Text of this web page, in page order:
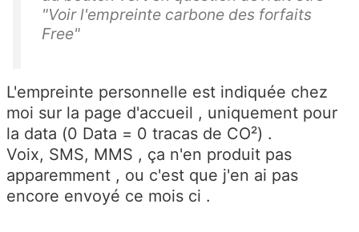
"Voir l'empreinte carbone des forfaits
Free"
L'empreinte personnelle est indiquée chez
moi sur la page d'accueil , uniquement pour
la data (0 Data = 0 tracas de CO²) .
Voix, SMS, MMS , ça n'en produit pas
apparemment , ou c'est que j'en ai pas
encore envoyé ce mois ci .